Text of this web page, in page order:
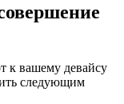
к вашему девайсу
следующим